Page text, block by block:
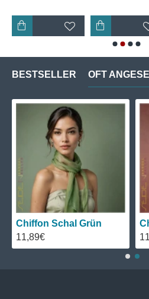
BESTSELLER OFT
Chiffon Schal Grün
11,89€